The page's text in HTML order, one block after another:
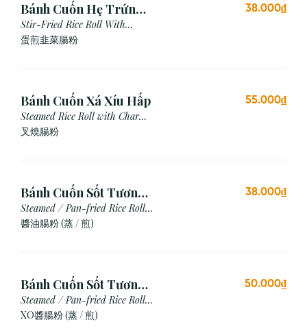
Bánh Cuốn Hẹ Trứng
Xào
Stir-Fried Rice Roll With
Chives & Egg
蛋煎⾲菜腸粉
38.000₫
Bánh Cuốn Xá Xíu Hấp
Steamed Rice Roll with Char
Siu
叉燒腸粉
55.000₫
Bánh Cuốn Sốt Tương
Xì Dầu (Hấp/Chiên)
Steamed / Pan-fried Rice Roll
with Soy Sauce
醬油腸粉 (蒸 / 煎)
38.000₫
Bánh Cuốn Sốt Tương
Xo (Hấp/Chiên)
Steamed / Pan-fried Rice Roll
with XO Sauce
XO醬腸粉 (蒸 / 煎)
50.000₫